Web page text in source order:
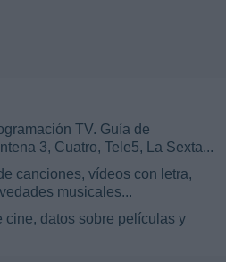
TV. Guía de
3, Cuatro, Tele5, La Sexta...
canciones, vídeos con letra,
musicales...
cine, datos sobre películas y